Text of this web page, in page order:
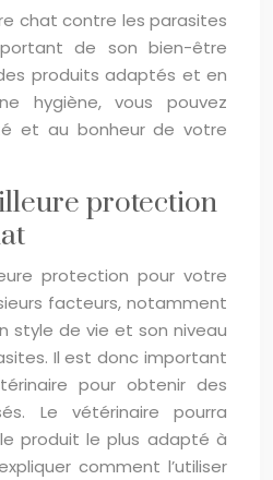
chat contre les parasites
de son bien-être
produits adaptés et en
hygiène, vous pouvez
et au bonheur de votre
protection
protection pour votre
facteurs, notamment
style de vie et son niveau
Il est donc important
pour obtenir des
Le vétérinaire pourra
produit le plus adapté à
comment l’utiliser